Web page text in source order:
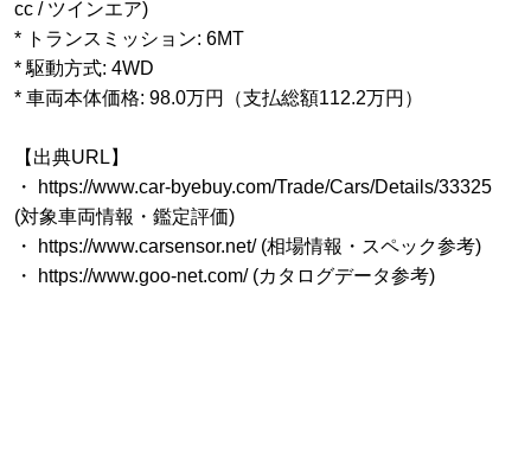
cc / ツインエア)
* トランスミッション: 6MT
* 駆動方式: 4WD
* 車両本体価格: 98.0万円（支払総額112.2万円）
【出典URL】
・ https://www.car-byebuy.com/Trade/Cars/Details/33325
(対象車両情報・鑑定評価)
・ https://www.carsensor.net/ (相場情報・スペック参考)
・ https://www.goo-net.com/ (カタログデータ参考)